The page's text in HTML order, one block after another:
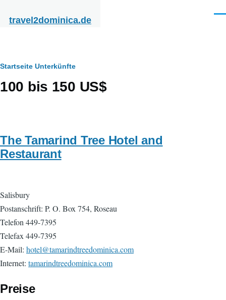
travel2dominica.de
Pfadnavigation
Startseite Unterkünfte
100 bis 150 US$
The Tamarind Tree Hotel and
Restaurant
Salisbury
Postanschrift: P. O. Box 754, Roseau
Telefon 449-7395
Telefax 449-7395
E-Mail: hotel@tamarindtreedominica.com
Internet: tamarindtreedominica.com
Preise